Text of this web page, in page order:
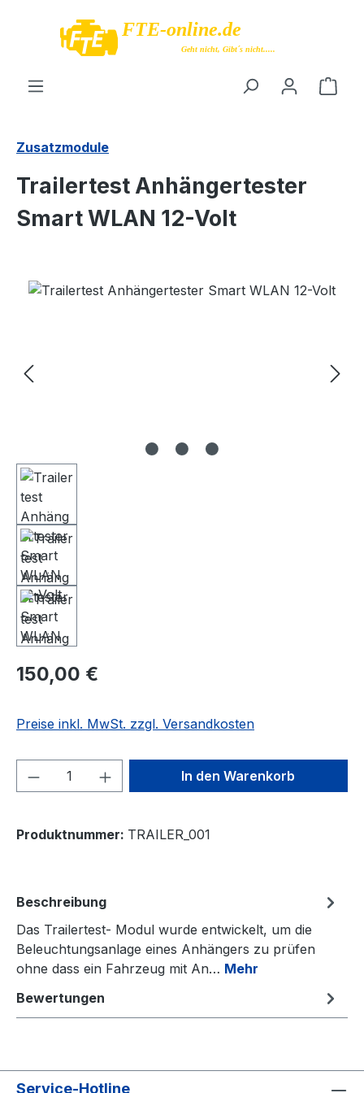
Zum Hauptinhalt springen
Zusatzmodule
Trailertest Anhängertester
Smart WLAN 12-Volt
Bildergalerie überspringen
Regulärer Preis:
150,00 €
Preise inkl. MwSt. zzgl. Versandkosten
Produkt Anzahl: Gib denIn den Warenkorb
Produktnummer: TRAILER_001
Beschreibung
Das Trailertest- Modul wurde entwickelt, um die
Beleuchtungsanlage eines Anhängers zu prüfen
ohne dass ein Fahrzeug mit An… Mehr
Bewertungen
Service-Hotline